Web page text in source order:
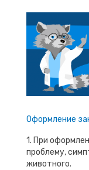
Оформление
1. При
проблему,
животного.